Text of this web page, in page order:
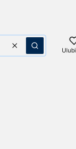
WyczyśćSzukaj